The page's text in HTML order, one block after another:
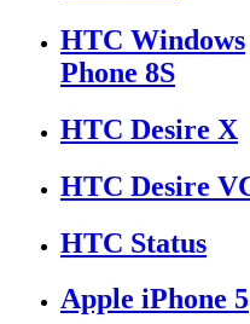
HTC Windows
Phone 8S
HTC Desire X
HTC Desire
HTC Status
Apple iPhone 5